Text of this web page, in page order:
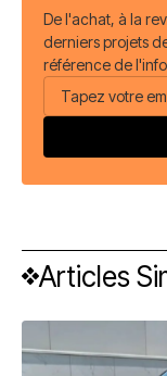
De l'achat, à la
derniers projets
référence de
Articles